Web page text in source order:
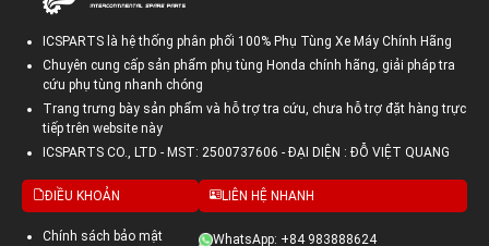
ICSPARTS là hệ thống phân phối 100% Phụ Tùng Xe Máy Chính Hãng
Chuyên cung cấp sản phẩm phụ tùng Honda chính hãng, giải pháp tra
cứu phụ tùng nhanh chóng
Trang trưng bày sản phẩm và hỗ trợ tra cứu, chưa hỗ trợ đặt hàng trực
tiếp trên website này
ICSPARTS CO., LTD - MST: 2500737606 - ĐẠI DIỆN : ĐỖ VIỆT QUANG
ĐIỀU KHOẢN
Chính sách bảo mật
LIÊN HỆ NHANH
WhatsApp: +84 983888624